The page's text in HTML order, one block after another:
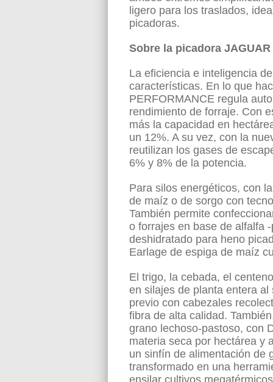
ligero para los traslados,
picadoras.
Sobre la picadora JAGUAR
La eficiencia e inteligencia
características. En lo que
PERFORMANCE regula
rendimiento de forraje. Con
más la capacidad en
un 12%. A su vez, con la
reutilizan los gases de
6% y 8% de la potencia.
Para silos energéticos, con
de maíz o de sorgo con
También permite
o forrajes en base de alfalfa
deshidratado para heno
Earlage de espiga de maíz
El trigo, la cebada, el
en silajes de planta entera
previo con cabezales
fibra de alta calidad.
grano lechoso-pastoso, con
materia seca por hectárea y
un sinfín de alimentación de
transformado en una
ensilar cultivos